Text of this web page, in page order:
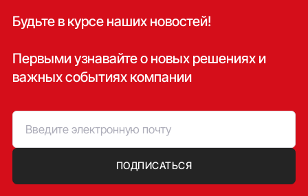
Будьте в курсе наших новостей!
Первыми узнавайте о новых решениях и
важных событиях компании
ПОДПИСАТЬСЯ